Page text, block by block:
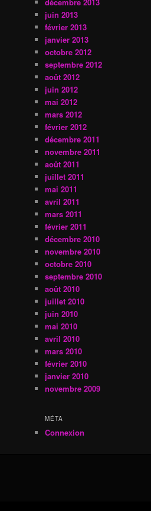
décembre 2013
juin 2013
février 2013
janvier 2013
octobre 2012
septembre 2012
août 2012
juin 2012
mai 2012
mars 2012
février 2012
décembre 2011
novembre 2011
août 2011
juillet 2011
mai 2011
avril 2011
mars 2011
février 2011
décembre 2010
novembre 2010
octobre 2010
septembre 2010
août 2010
juillet 2010
juin 2010
mai 2010
avril 2010
mars 2010
février 2010
janvier 2010
novembre 2009
MÉTA
Connexion